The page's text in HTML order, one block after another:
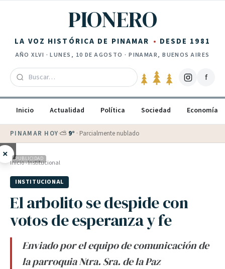
PIONERO
LA VOZ HISTÓRICA DE PINAMAR DESDE 1981
AÑOXLVI ·LUNES, 10 DE AGOSTO · PINAMAR, BUENOS AIRES
f
Inicio Actualidad Política Sociedad Economía
PINAMAR HOY·💵 Dólar blue$1525 · oficial $
× PUBLICIDAD
Inicio›Institucional
INSTITUCIONAL
El arbolito se despide con
votos de esperanza y fe
Enviado por el equipo de comunicación de
la parroquia Ntra. Sra. de la Paz